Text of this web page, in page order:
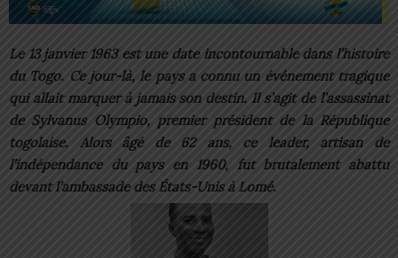
Le 13 janvier 1963 est une date incontournable dans l’histoire
du Togo. Ce jour-là, le pays a connu un événement tragique
qui allait marquer à jamais son destin. Il s’agit de l’assassinat
de Sylvanus Olympio, premier président de la République
togolaise. Alors âgé de 62 ans, ce leader, artisan de
l’indépendance du pays en 1960, fut brutalement abattu
devant l’ambassade des États-Unis à Lomé.